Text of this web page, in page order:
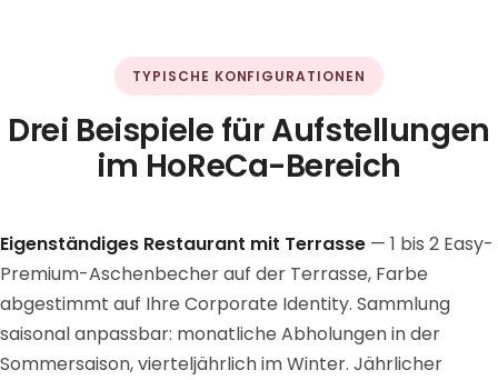
TYPISCHE KONFIGURATIONEN
Drei Beispiele für Aufstellungen
im HoReCa-Bereich
Eigenständiges Restaurant mit Terrasse — 1 bis 2 Easy-
Premium-Aschenbecher auf der Terrasse, Farbe
abgestimmt auf Ihre Corporate Identity. Sammlung
saisonal anpassbar: monatliche Abholungen in der
Sommersaison, vierteljährlich im Winter. Jährlicher